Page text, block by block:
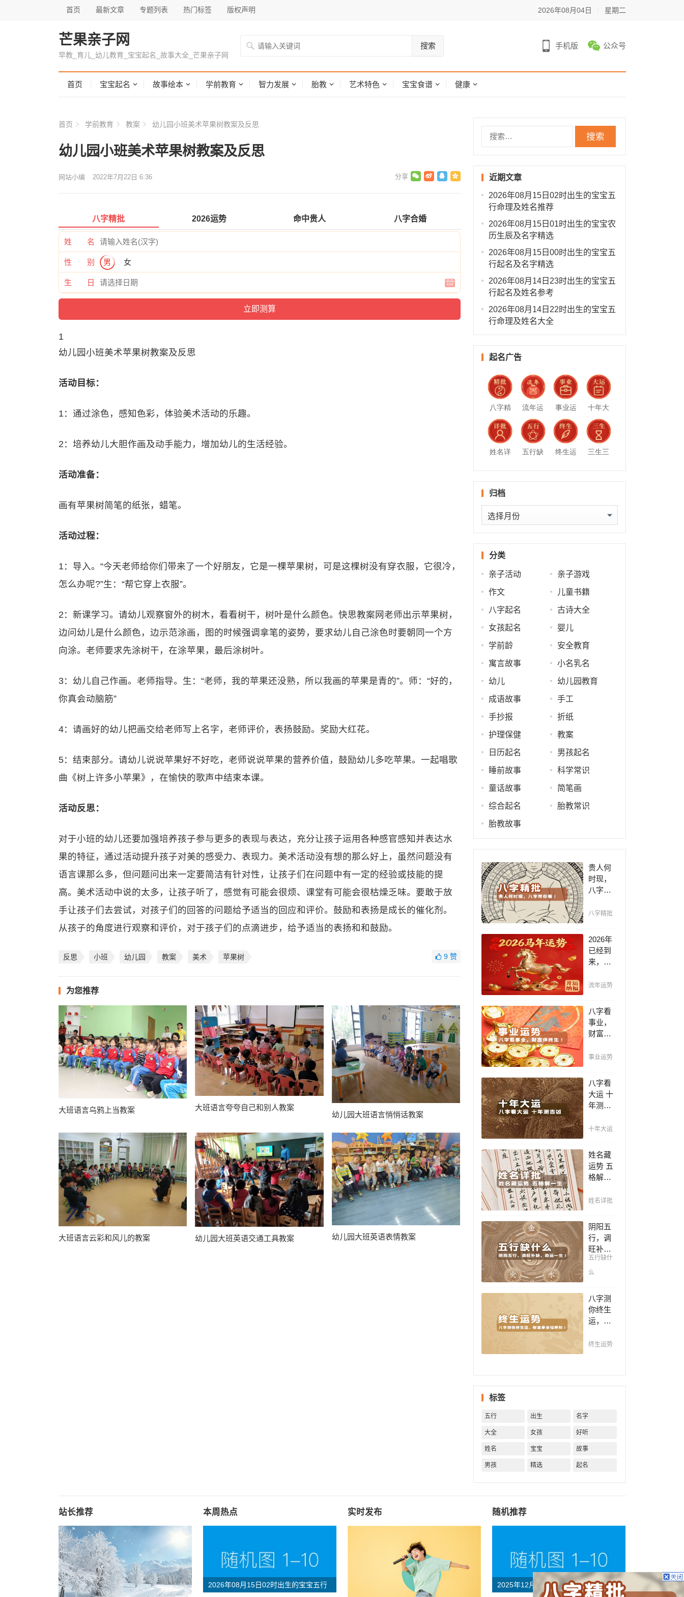
首页 最新文章 专题列表 热门标签 版权声明 2026年08月04日 星期二
芒果亲子网
早教_育儿_幼儿教育_宝宝起名_故事大全_芒果亲子网
搜索 手机版 公众号
首页 宝宝起名 故事绘本 学前教育 智力发展 胎教 艺术特色 宝宝食谱 健康
首页 学前教育 教案 幼儿园小班美术苹果树教案及反思
幼儿园小班美术苹果树教案及反思
网站小编 2022年7月22日 6:36
八字精批 2026运势 命中贵人 八字合婚
姓 名
性 别 男 女
生 日
1
幼儿园小班美术苹果树教案及反思
活动目标：
1：通过涂色，感知色彩，体验美术活动的乐趣。
2：培养幼儿大胆作画及动手能力，增加幼儿的生活经验。
活动准备：
画有苹果树简笔的纸张，蜡笔。
活动过程：
1：导入。“今天老师给你们带来了一个好朋友，它是一棵苹果树，可是这棵树没有穿衣服，它很冷，
怎么办呢?”生：“帮它穿上衣服”。
2：新课学习。请幼儿观察窗外的树木，看看树干，树叶是什么颜色。快思教案网老师出示苹果树，
边问幼儿是什么颜色，边示范涂画，图的时候强调拿笔的姿势，要求幼儿自己涂色时要朝同一个方
向涂。老师要求先涂树干，在涂苹果，最后涂树叶。
3：幼儿自己作画。老师指导。生：“老师，我的苹果还没熟，所以我画的苹果是青的”。师：“好的，
你真会动脑筋”
4：请画好的幼儿把画交给老师写上名字，老师评价，表扬鼓励。奖励大红花。
5：结束部分。请幼儿说说苹果好不好吃，老师说说苹果的营养价值，鼓励幼儿多吃苹果。一起唱歌
曲《树上许多小苹果》，在愉快的歌声中结束本课。
活动反思：
对于小班的幼儿还要加强培养孩子参与更多的表现与表达，充分让孩子运用各种感官感知并表达水
果的特征，通过活动提升孩子对美的感受力、表现力。美术活动没有想的那么好上，虽然问题没有
语言课那么多，但问题问出来一定要简洁有针对性，让孩子们在问题中有一定的经验或技能的提
高。美术活动中说的太多，让孩子听了，感觉有可能会很烦、课堂有可能会很枯燥乏味。要敢于放
手让孩子们去尝试，对孩子们的回答的问题给予适当的回应和评价。鼓励和表扬是成长的催化剂。
从孩子的角度进行观察和评价，对于孩子们的点滴进步，给予适当的表扬和和鼓励。
反思 小班 幼儿园 教案 美术 苹果树 9 赞
为您推荐
大班语言乌鸦上当教案
大班语言夸夸自己和别人教案
幼儿园大班语言悄悄话教案
大班语言云彩和风儿的教案 幼儿园大班英语交通工具教案 幼儿园大班英语表情教案
近期文章
2026年08月15日02时出生的宝宝五
行命理及姓名推荐
2026年08月15日01时出生的宝宝农
历生辰及名字精选
2026年08月15日00时出生的宝宝五
行起名及名字精选
2026年08月14日23时出生的宝宝五
行起名及姓名参考
2026年08月14日22时出生的宝宝五
行命理及姓名大全
起名广告
八字精
批
流年运
势
事业运
势
十年大
运
姓名详
五行缺
终生运
三生三
归档
归
档
分类
亲子活动 亲子游戏
作文 儿童书籍
八字起名 古诗大全
女孩起名 婴儿
学前龄 安全教育
寓言故事 小名乳名
幼儿 幼儿园教育
成语故事 手工
手抄报 折纸
护理保健 教案
日历起名 男孩起名
睡前故事 科学常识
童话故事 简笔画
综合起名 胎教常识
胎教故事
贵人何
时现，
八字帮
平阴阳
福，八
字精批
批出一
生好命
八字精批
2026年
已经到
来，如
把握先
吉避
凶，不
走弯
路，点
查看！
流年运势
八字看
事业，
财富伴
哪日出
最有财
官之
命，十
之八九
或富
读您的
事业天
赋，扭
不利困
事业运势
八字看
大运 十
年测吉
年一运
凶，未
来命运
全知
晓。
十年大运
姓名藏
运势 五
格解一
名判断
吉凶，
你的名
字真的
适合你
姓名详批
阴阳五
行，调
旺补
缺，助
运一
晓五
行，把
控起伏
波澜，
缺，助
五行缺什
么
八字测
你终生
运，财
福寿
富贵！
终生运势
标签
五行 出生 名字
大全 女孩 好听
姓名 宝宝 故事
男孩 精选 起名
站长推荐 本周热点
2026年08月15日02时出生的宝宝五行
实时发布 随机推荐
2025年12月11日04时出生的宝宝五行